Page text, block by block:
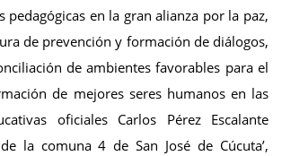
pedagógicas en la gran alianza por la paz,
de prevención y formación de diálogos,
de ambientes favorables para el
de mejores seres humanos en las
oficiales Carlos Pérez Escalante
la comuna 4 de San José de Cúcuta’,